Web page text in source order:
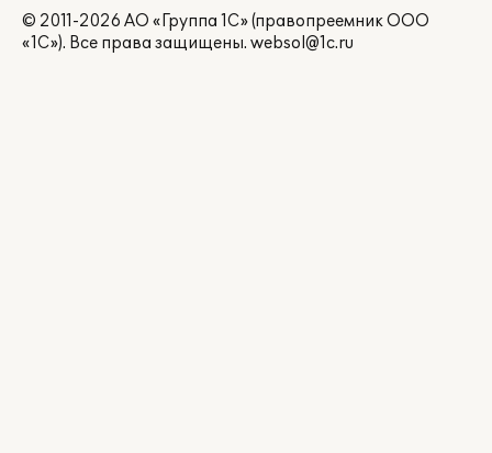
© 2011-2026 АО «Группа 1С» (правопреемник ООО
«1С»). Все права защищены. websol@1c.ru